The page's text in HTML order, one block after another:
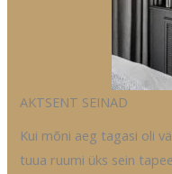
AKTSENT SEINAD
Kui mõni aeg tagasi oli
tuua ruumi üks sein